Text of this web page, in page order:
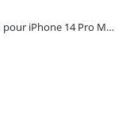
Coque Magnétique Ostand pour iPhone 14 Pro Max - Violet Foncé - TORRAS